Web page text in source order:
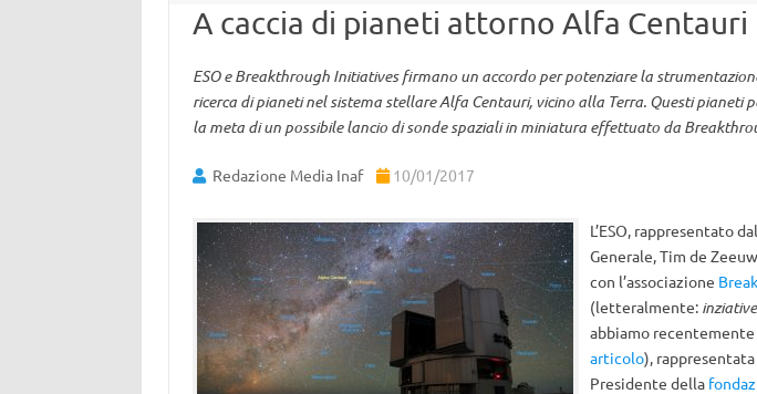
A caccia di pianeti attorno Alfa Centauri
ESO e Breakthrough Initiatives firmano un accordo per potenziare la
ricerca di pianeti nel sistema stellare Alfa Centauri, vicino alla Terra. Questi pianeti
la meta di un possibile lancio di sonde spaziali in miniatura effettuato da
Redazione Media Inaf 10/01/2017
L’ESO, rappresentato
Generale, Tim de
con l’associazione
(letteralmente:
abbiamo
articolo),
Presidente della